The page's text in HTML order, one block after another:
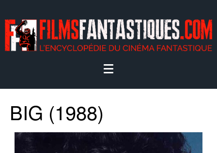
BIG (1988)